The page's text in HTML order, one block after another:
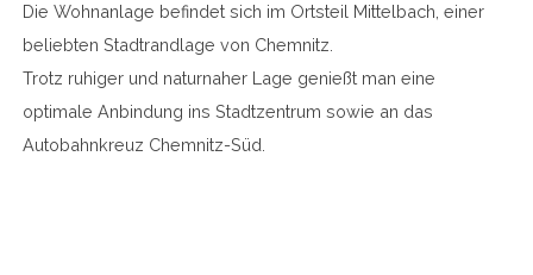
Die Wohnanlage befindet sich im Ortsteil Mittelbach, einer
beliebten Stadtrandlage von Chemnitz.
Trotz ruhiger und naturnaher Lage genießt man eine
optimale Anbindung ins Stadtzentrum sowie an das
Autobahnkreuz Chemnitz-Süd.